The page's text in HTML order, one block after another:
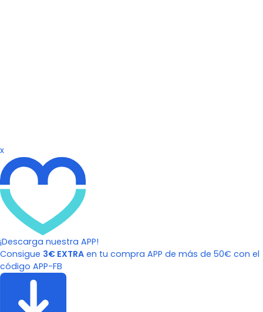
x
¡Descarga nuestra APP!
Consigue 3€ EXTRA en tu compra APP de más de 50€ con el
código APP-FB